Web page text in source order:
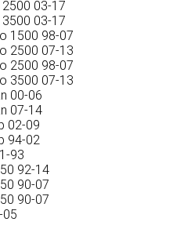
03-17
03-17
1500 98-07
2500 07-13
2500 98-07
3500 07-13
00-06
07-14
02-09
94-02
93
92-14
90-07
90-07
05